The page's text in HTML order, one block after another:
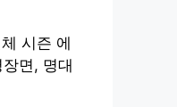
시즌 에
면, 명대